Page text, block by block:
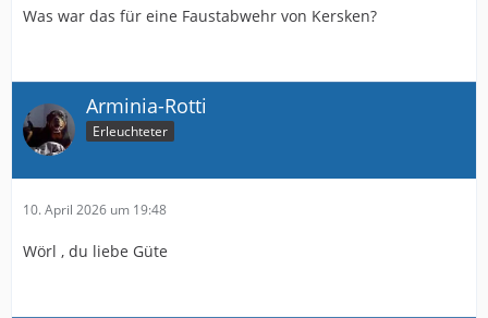
Was war das für eine Faustabwehr von Kersken?
Arminia-Rotti
Erleuchteter
10. April 2026 um 19:48
Wörl , du liebe Güte